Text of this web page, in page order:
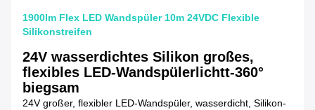
1900lm Flex LED Wandspüler 10m 24VDC Flexible
Silikonstreifen
24V wasserdichtes Silikon großes,
flexibles LED-Wandspülerlichtt-360°
biegsam
24V großer, flexibler LED-Wandspüler, wasserdicht, Silikon-